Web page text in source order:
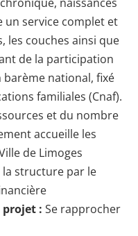
un service complet et
les couches ainsi que
de la participation
barème national, fixé
familiales (Cnaf).
et du nombre
accueille les
de Limoges
structure par le
projet : Se rapprocher